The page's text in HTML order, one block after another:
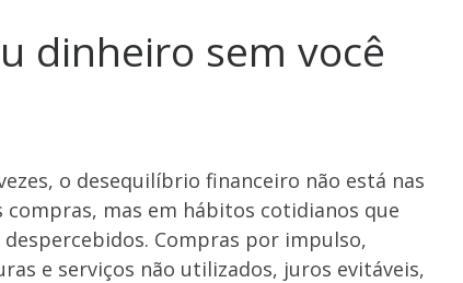
dinheiro sem você
o desequilíbrio financeiro não está nas
compras, mas em hábitos cotidianos que
despercebidos. Compras por impulso,
e serviços não utilizados, juros evitáveis,